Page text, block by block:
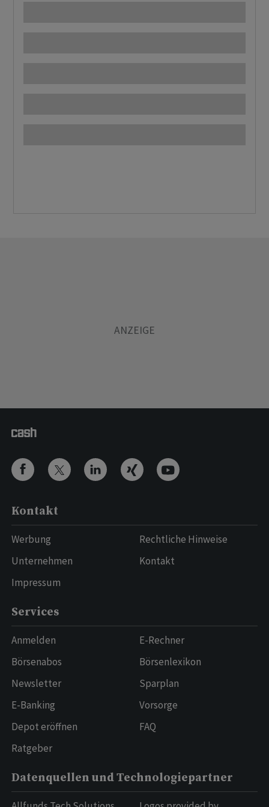
Kontakt
Werbung
Unternehmen
Impressum
Rechtliche Hinweise
Kontakt
Services
Anmelden
Börsenabos
Newsletter
E-Banking
Depot eröffnen
Ratgeber
E-Rechner
Börsenlexikon
Sparplan
Vorsorge
FAQ
Datenquellen und Technologiepartner